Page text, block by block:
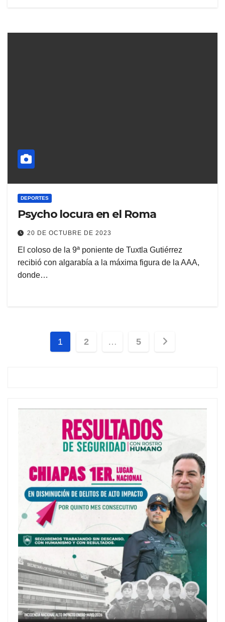
DEPORTES
Psycho locura en el Roma
20 DE OCTUBRE DE 2023
El coloso de la 9ª poniente de Tuxtla Gutiérrez
recibió con algarabía a la máxima figura de la AAA,
donde…
Paginación
1 2 … 5